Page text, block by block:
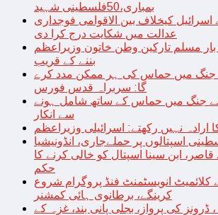
بمباری،50فلسطینی شہید
اسرائیل کیخلاف بین الاقوامی فوجداری
عدالت میں شکایت درج کرا دی
بار مسلم تارکین وطن خاتون وزیراعظم
بننے کے قریب
جنگ میں حماس کی ہر ممکن مدد کرے
گا: سربراہ قدس فورس
سے جنگ میں حماس کے ساتھ شامل ہونے
سے انکار
ارادہ نہیں رکھتے: اسرائیلی وزیراعظم
اسپتالوں پر حملےجاری، انڈونیشیا
ابن سینا اسپتال کو خالی کرنے کا
حکم
کلائمیٹ انویسٹمنٹ فنڈ پروگرام شروع
کرینگے، برطانوی ہائی کمشنر
ڈرونز کی پرواز، بجلی پانی بند، غزہ کے